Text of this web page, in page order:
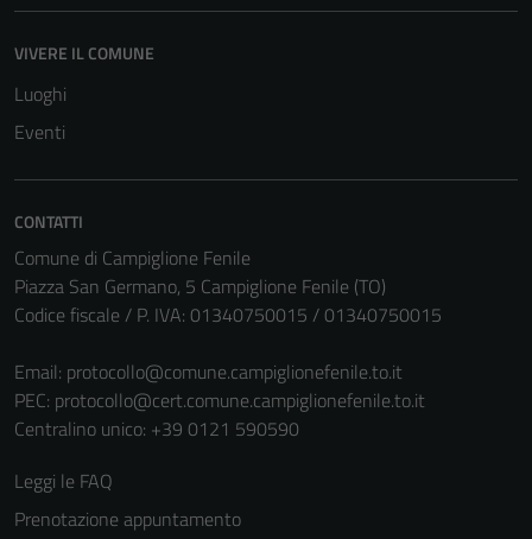
VIVERE IL COMUNE
Luoghi
Eventi
CONTATTI
Comune di Campiglione Fenile
Piazza San Germano, 5 Campiglione Fenile (TO)
Codice fiscale / P. IVA: 01340750015 / 01340750015
Email: protocollo@comune.campiglionefenile.to.it
PEC: protocollo@cert.comune.campiglionefenile.to.it
Centralino unico: +39 0121 590590
Leggi le FAQ
Prenotazione appuntamento
disabilitati.